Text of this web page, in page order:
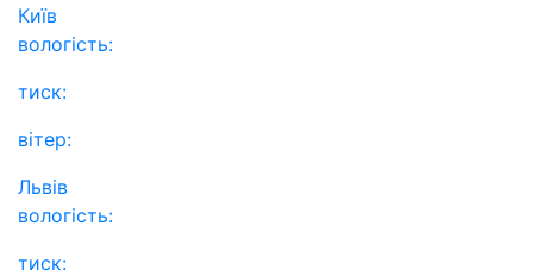
Київ
вологість:
тиск:
вітер:
Львів
вологість:
тиск: